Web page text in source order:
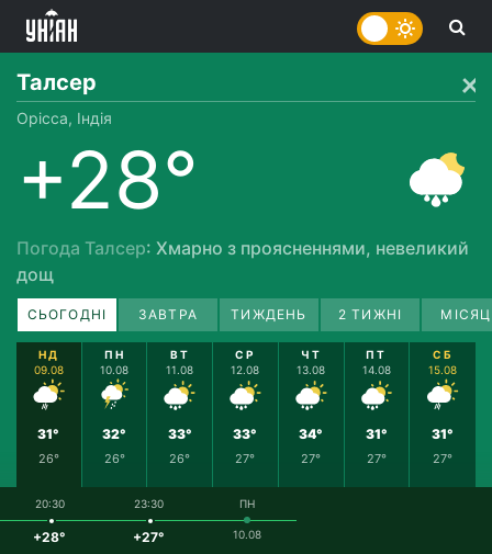
Талсер
Орісса, Індія
+28°
Погода Талсер: Хмарно з проясненнями, невеликий
дощ
СЬОГОДНІ ЗАВТРА ТИЖДЕНЬ 2 ТИЖНІ
НД
09.08
31°
26°
ПН
10.08
32°
26°
ВТ
11.08
33°
26°
СР
12.08
33°
27°
ЧТ
13.08
34°
27°
ПТ
14.08
31°
27°
СБ
15.08
31°
27°
20:30
+28°
23:30
+27°
ПН
10.08